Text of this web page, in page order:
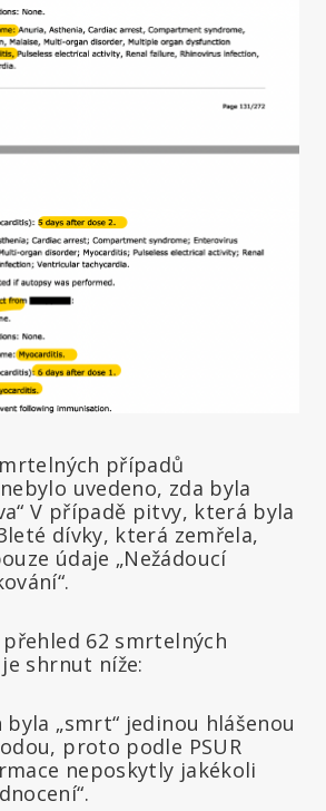
případů
uvedeno, zda byla
V případě pitvy, která byla
dívky, která zemřela,
údaje „Nežádoucí
přehled 62 smrtelných
shrnut níže:
„smrt“ jedinou hlášenou
proto podle PSUR
neposkytly jakékoli